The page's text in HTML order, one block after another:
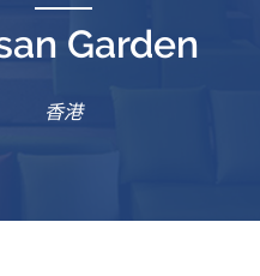
Garden
香港